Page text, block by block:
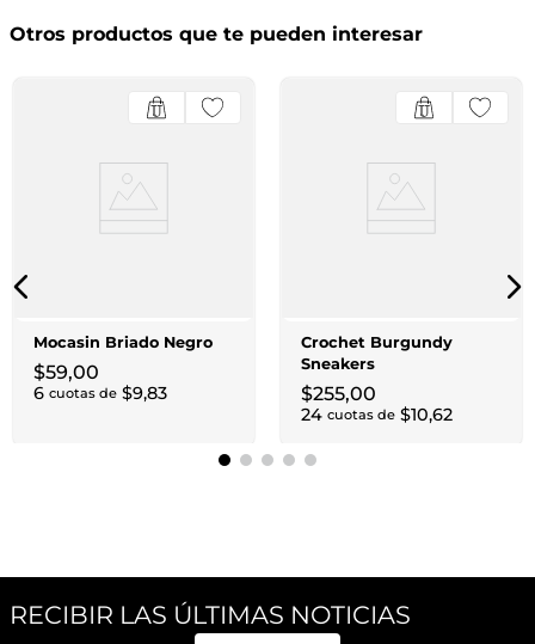
Otros productos que te pueden interesar
Mocasin Briado Negro
$59,00
6 cuotas de $9,83
Crochet Burgundy
Sneakers
$255,00
24 cuotas de $10,62
RECIBIR LAS ÚLTIMAS NOTICIAS